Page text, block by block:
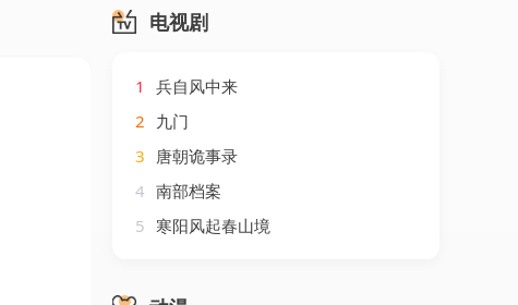
电视剧
1
兵自风中来
2 九门
3 唐朝诡事录
4 南部档案
5 寒阳风起春山境